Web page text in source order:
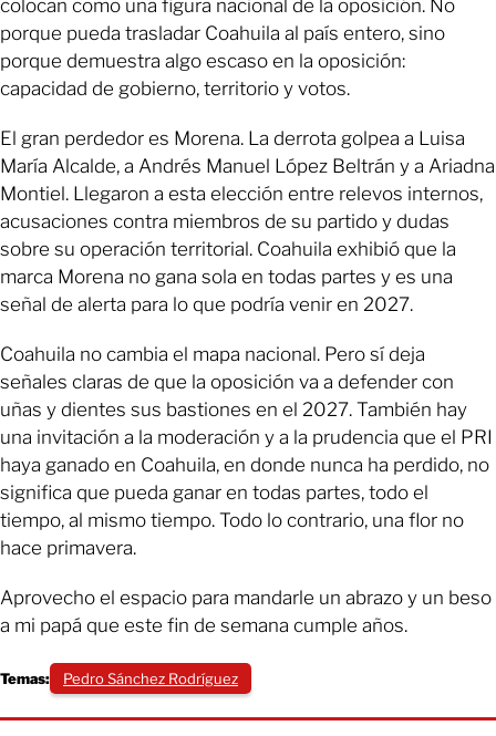
colocan como una figura nacional de la oposición. No
porque pueda trasladar Coahuila al país entero, sino
porque demuestra algo escaso en la oposición:
capacidad de gobierno, territorio y votos.
El gran perdedor es Morena. La derrota golpea a Luisa
María Alcalde, a Andrés Manuel López Beltrán y a Ariadna
Montiel. Llegaron a esta elección entre relevos internos,
acusaciones contra miembros de su partido y dudas
sobre su operación territorial. Coahuila exhibió que la
marca Morena no gana sola en todas partes y es una
señal de alerta para lo que podría venir en 2027.
Coahuila no cambia el mapa nacional. Pero sí deja
señales claras de que la oposición va a defender con
uñas y dientes sus bastiones en el 2027. También hay
una invitación a la moderación y a la prudencia que el PRI
haya ganado en Coahuila, en donde nunca ha perdido, no
significa que pueda ganar en todas partes, todo el
tiempo, al mismo tiempo. Todo lo contrario, una flor no
hace primavera.
Aprovecho el espacio para mandarle un abrazo y un beso
a mi papá que este fin de semana cumple años.
Temas: Pedro Sánchez Rodríguez